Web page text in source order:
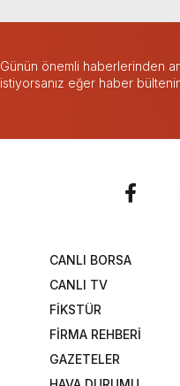
Günün önemli haberlerinden
istiyorsanız eğer haber
CANLI BORSA
CANLI TV
FİKSTÜR
FİRMA REHBERİ
GAZETELER